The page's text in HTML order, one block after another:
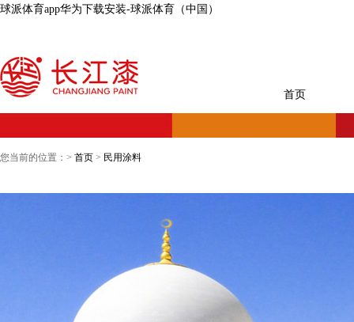
球派体育app华为下载安装-球派体育（中国）
首页
您当前的位置：> 首页 > 民用涂料